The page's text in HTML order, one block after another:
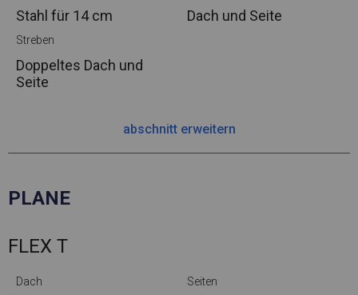
Stahl für 14 cm Dach und Seite
Streben
Doppeltes Dach und
Seite
abschnitt erweitern
PLANE
FLEX T
Dach Seiten